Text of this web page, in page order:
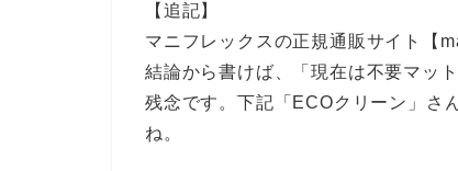
【追記】
マニフレックスの正規通販サイト【
結論から書けば、「現在は不要マッ
残念です。下記「ECOクリーン」さ
ね。